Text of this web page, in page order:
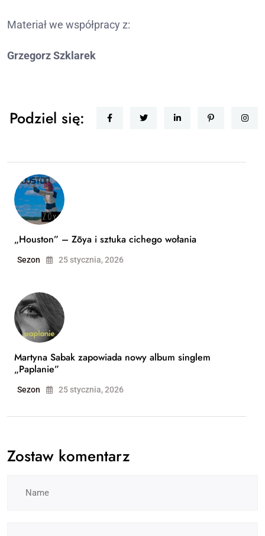
Materiał we współpracy z:
Grzegorz Szklarek
Podziel się:
„Houston” – Zōya i sztuka cichego wołania
Sezon 25 stycznia, 2026
Martyna Sabak zapowiada nowy album singlem
„Paplanie”
Sezon 25 stycznia, 2026
Zostaw komentarz